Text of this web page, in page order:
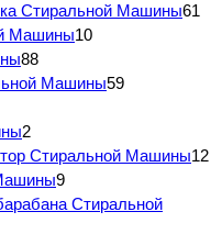
Стиральной Машины61
Машины10
88
Машины59
2
Стиральной Машины12
9
Стиральной